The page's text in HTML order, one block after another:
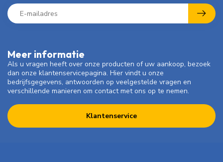
Meer informatie
Als u vragen heeft over onze producten of uw aankoop, bezoek
dan onze klantenservicepagina. Hier vindt u onze
bedrijfsgegevens, antwoorden op veelgestelde vragen en
verschillende manieren om contact met ons op te nemen.
Klantenservice